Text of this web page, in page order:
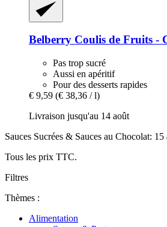
Belberry Coulis de Fruits -​
Pas trop sucré
Aussi en apéritif
Pour des desserts rapides
€ 9,59 (€ 38,36 / l)
Livraison jusqu'au 14 août
Sauces Sucrées & Sauces au Chocolat: 15
Tous les prix TTC.
Filtres
Thèmes :
Alimentation